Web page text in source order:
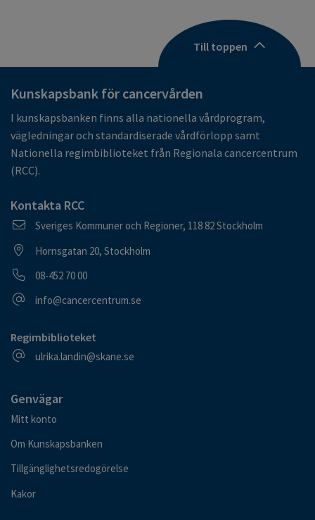
Till toppen
Kunskapsbank för cancervården
I kunskapsbanken finns alla nationella vårdprogram,
vägledningar och standardiserade vårdförlopp samt
Nationella regimbiblioteket från Regionala cancercentrum
(RCC).
Kontakta RCC
Postadress
Sveriges Kommuner och Regioner, 118 82 Stockholm
Besöksadress
Hornsgatan 20, Stockholm
Telefonnummer
08-452 70 00
E-postadress
info@cancercentrum.se
Regimbiblioteket
E-postadress
ulrika.landin@skane.se
Genvägar
Mitt konto
Om Kunskapsbanken
Tillgänglighetsredogörelse
Kakor